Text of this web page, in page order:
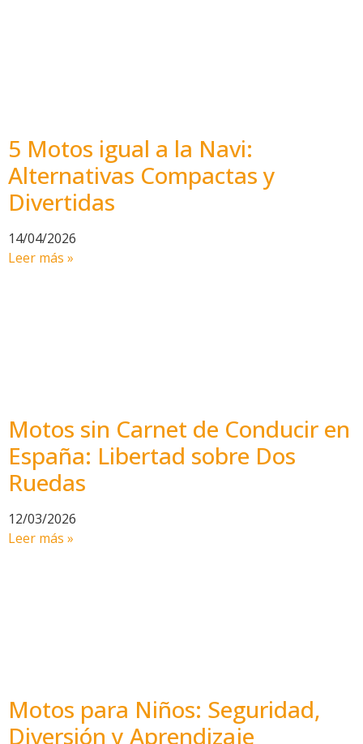
5 Motos igual a la Navi:
Alternativas Compactas y
Divertidas
14/04/2026
Leer más »
Motos sin Carnet de Conducir en
España: Libertad sobre Dos
Ruedas
12/03/2026
Leer más »
Motos para Niños: Seguridad,
Diversión y Aprendizaje